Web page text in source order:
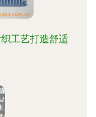
工艺打造舒适